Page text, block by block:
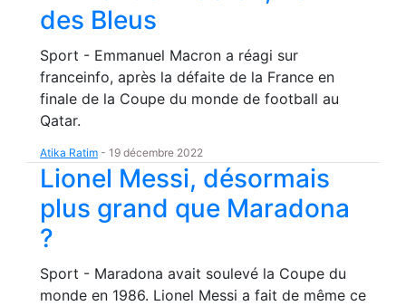
des Bleus
Sport - Emmanuel Macron a réagi sur
franceinfo, après la défaite de la France en
finale de la Coupe du monde de football au
Qatar.
Atika Ratim - 19 décembre 2022
Lionel Messi, désormais
plus grand que Maradona
?
Sport - Maradona avait soulevé la Coupe du
monde en 1986. Lionel Messi a fait de même ce